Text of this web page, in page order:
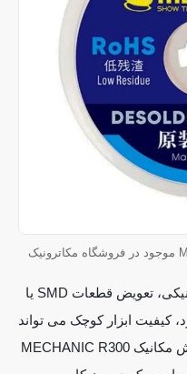
وقتی صحبت از تعمیر بردهای الکترونیکی، تعویض قطعات SMD یا
کیفیت ابزار کوچک می تواند
نتیجه نهایی را تغییر دهد. سیم قلع کش مکانیک MECHANIC R300